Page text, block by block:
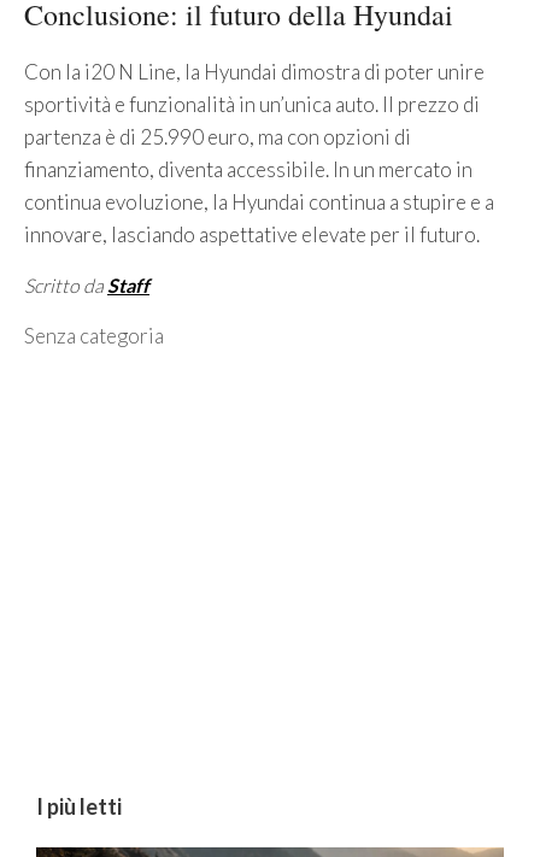
Conclusione: il futuro della Hyundai
Con la i20 N Line, la Hyundai dimostra di poter unire
sportività e funzionalità in un’unica auto. Il prezzo di
partenza è di 25.990 euro, ma con opzioni di
finanziamento, diventa accessibile. In un mercato in
continua evoluzione, la Hyundai continua a stupire e a
innovare, lasciando aspettative elevate per il futuro.
Scritto da Staff
Categorie
Senza categoria
I più letti